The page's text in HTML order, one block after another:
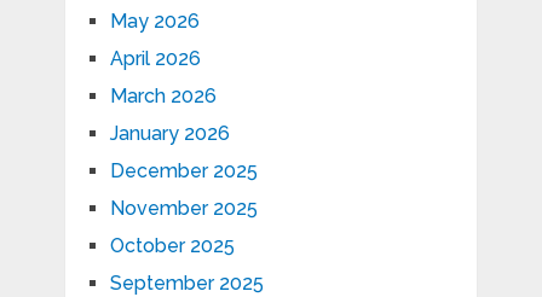
May 2026
April 2026
March 2026
January 2026
December 2025
November 2025
October 2025
September 2025